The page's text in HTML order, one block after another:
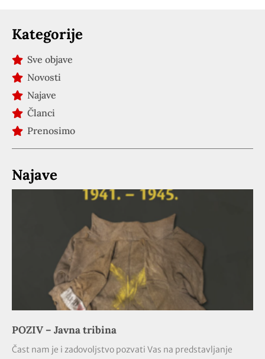
Kategorije
Sve objave
Novosti
Najave
Članci
Prenosimo
Najave
POZIV – Javna tribina
Čast nam je i zadovoljstvo pozvati Vas na predstavljanje